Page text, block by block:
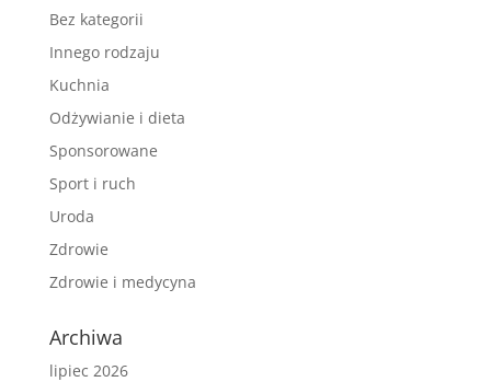
Bez kategorii
Innego rodzaju
Kuchnia
Odżywianie i dieta
Sponsorowane
Sport i ruch
Uroda
Zdrowie
Zdrowie i medycyna
Archiwa
lipiec 2026